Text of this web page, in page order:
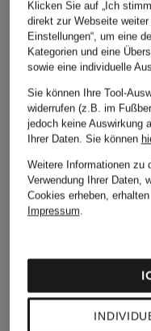
Klicken Sie auf „Ich
direkt zur Webseite
Einstellungen“, um eine
Kategorien und eine
sowie eine individuelle
Sie können Ihre Tool-
widerrufen (z.B. im
jedoch keine Auswirkung
Ihrer Daten. Sie können
Weitere Informationen zu
Verwendung Ihrer Daten,
Cookies erheben,
Impressum.